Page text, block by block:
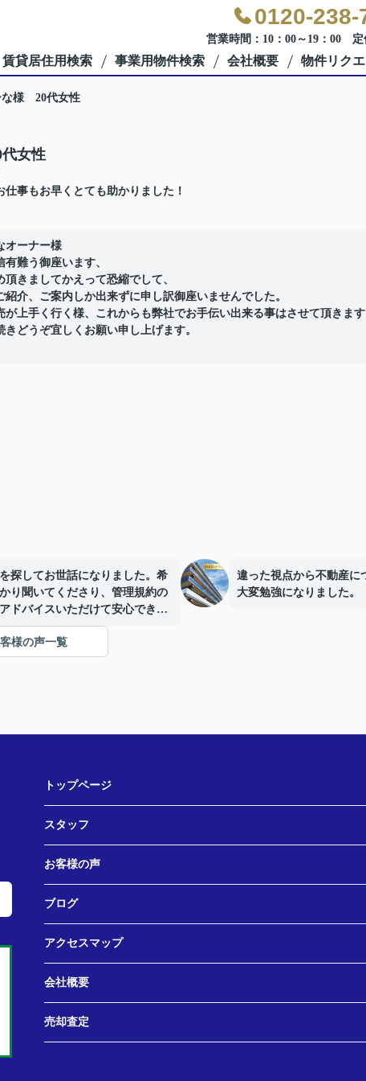
0120-238-
営業時間：10：00～19：00 定
賃貸居住用検索 事業用物件検索 会社概要 物件リク
な様 20代女性
女性
仕事もお早くとても助かりました！
オーナー様
有難う御座います、
頂きましてかえって恐縮でして、
紹介、ご案内しか出来ずに申し訳御座いませんでした。
が上手く行く様、これからも弊社でお手伝い出来る事はさせて頂きます
きどうぞ宜しくお願い申し上げます。
探してお世話になりました。希
り聞いてくださり、管理規約の
ドバイスいただけて安心できま
での部屋探しでしたが、とても
。
違った視点から不動産に
大変勉強になりました。
様の声一覧
トップページ
スタッフ
お客様の声
ブログ
アクセスマップ
会社概要
売却査定